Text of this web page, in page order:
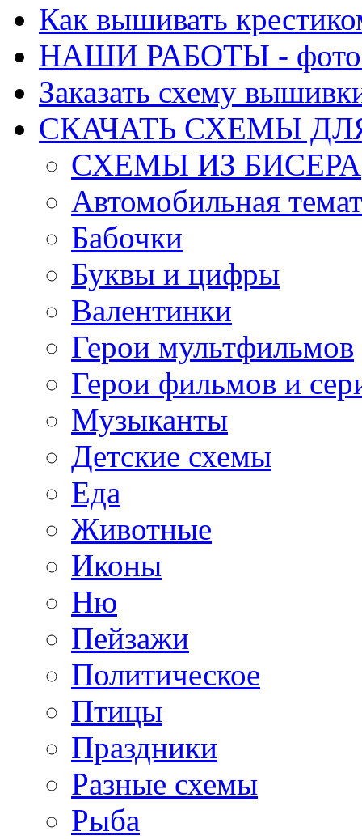
Как вышивать
НАШИ РАБОТЫ - фото
Заказать схему
СКАЧАТЬ СХЕМЫ
СХЕМЫ ИЗ БИСЕРА
Автомобильная
Бабочки
Буквы и цифры
Валентинки
Герои мультфильмов
Герои фильмов и
Музыканты
Детские схемы
Еда
Животные
Иконы
Ню
Пейзажи
Политическое
Птицы
Праздники
Разные схемы
Рыба